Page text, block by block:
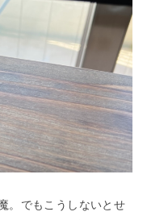
。でもこうしないとせ